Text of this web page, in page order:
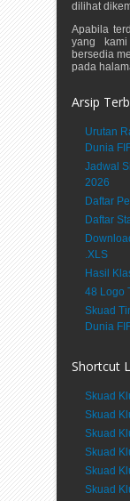
dilihat
Apabila
yang
bersedia
pada
Arsip
Urutan
Dunia
Jadwal
2026
Daftar
Daftar
.XLS
Hasil
48 Logo
Skuad
Dunia
Shortcut
Skuad
Skuad
Skuad
Skuad
Skuad
Skuad